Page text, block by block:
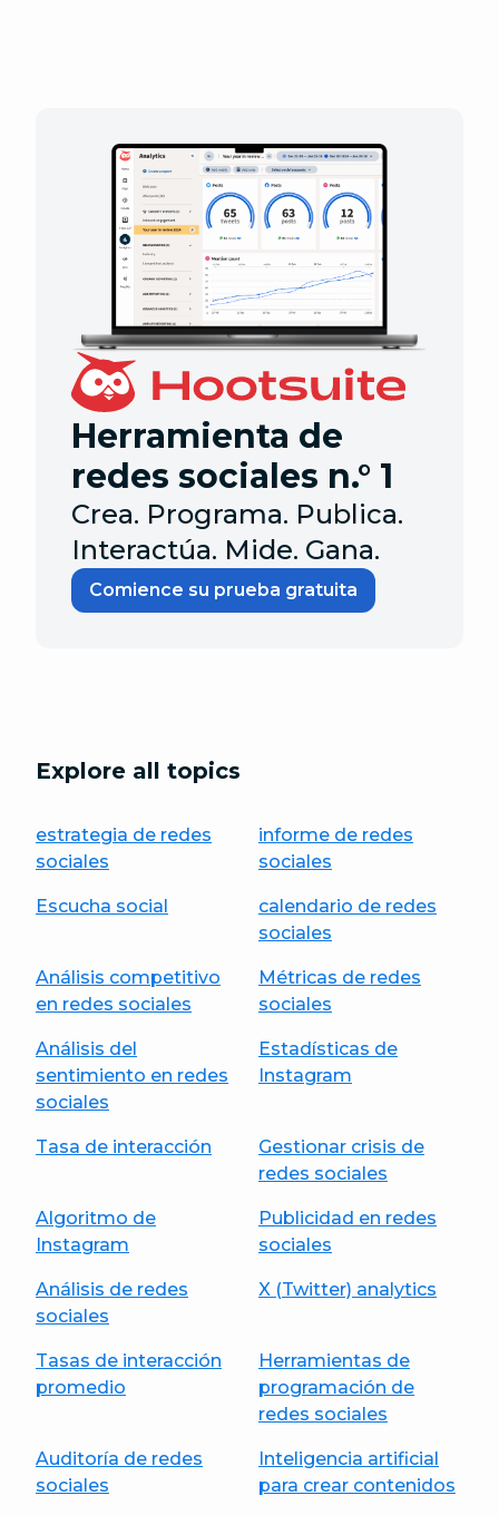
Herramienta de
redes sociales n.° 1
Crea. Programa. Publica.
Interactúa. Mide. Gana.
Comience su prueba gratuita
Explore all topics
estrategia de redes
sociales
informe de redes
sociales
Escucha social
calendario de redes
sociales
Análisis competitivo
en redes sociales
Métricas de redes
sociales
Análisis del
sentimiento en redes
sociales
Estadísticas de
Instagram
Tasa de interacción
Gestionar crisis de
redes sociales
Algoritmo de
Instagram
Publicidad en redes
sociales
Análisis de redes
sociales
X (Twitter) analytics
Tasas de interacción
promedio
Herramientas de
programación de
redes sociales
Auditoría de redes
sociales
Inteligencia artificial
para crear contenidos